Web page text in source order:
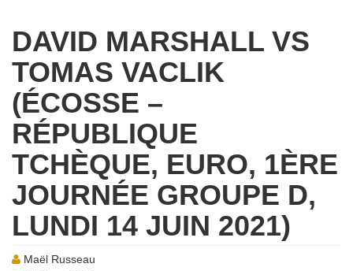
DAVID MARSHALL VS
TOMAS VACLIK
(ÉCOSSE –
RÉPUBLIQUE
TCHÈQUE, EURO, 1ÈRE
JOURNÉE GROUPE D,
LUNDI 14 JUIN 2021)
Maël Russeau